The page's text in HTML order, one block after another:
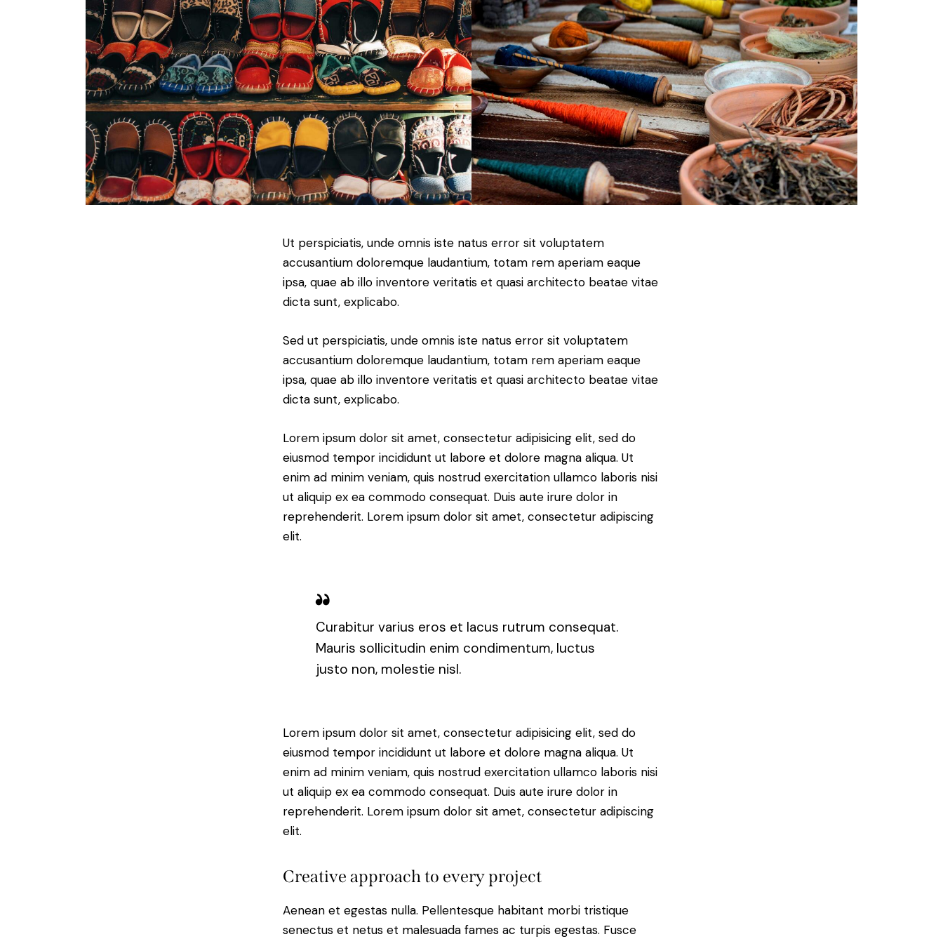
Ut perspiciatis, unde omnis iste natus error sit voluptatem
accusantium doloremque laudantium, totam rem aperiam eaque
ipsa, quae ab illo inventore veritatis et quasi architecto beatae vitae
dicta sunt, explicabo.
Sed ut perspiciatis, unde omnis iste natus error sit voluptatem
accusantium doloremque laudantium, totam rem aperiam eaque
ipsa, quae ab illo inventore veritatis et quasi architecto beatae vitae
dicta sunt, explicabo.
Lorem ipsum dolor sit amet, consectetur adipisicing elit, sed do
eiusmod tempor incididunt ut labore et dolore magna aliqua. Ut
enim ad minim veniam, quis nostrud exercitation ullamco laboris nisi
ut aliquip ex ea commodo consequat. Duis aute irure dolor in
reprehenderit. Lorem ipsum dolor sit amet, consectetur adipiscing
elit.
Curabitur varius eros et lacus rutrum consequat.
Mauris sollicitudin enim condimentum, luctus
justo non, molestie nisl.
Lorem ipsum dolor sit amet, consectetur adipisicing elit, sed do
eiusmod tempor incididunt ut labore et dolore magna aliqua. Ut
enim ad minim veniam, quis nostrud exercitation ullamco laboris nisi
ut aliquip ex ea commodo consequat. Duis aute irure dolor in
reprehenderit. Lorem ipsum dolor sit amet, consectetur adipiscing
elit.
Creative approach to every project
Aenean et egestas nulla. Pellentesque habitant morbi tristique
senectus et netus et malesuada fames ac turpis egestas. Fusce